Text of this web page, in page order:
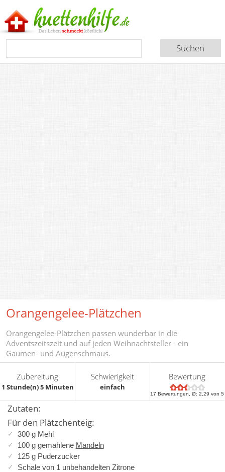
Orangengelee-Plätzchen
Orangengelee-Plätzchen passen wunderbar in die
Adventszeitszeit und auf jeden Weihnachtsteller - ein
Gaumen- und Augenschmaus.
Zubereitung
1 Stunde(n) 5 Minuten
Schwierigkeit
einfach
Bewertung
17 Bewertungen, Ø:2,29 von 5
Zutaten:
Für den Plätzchenteig:
300 g Mehl
100 g gemahlene Mandeln
125 g Puderzucker
Schale von 1 unbehandelten Zitrone